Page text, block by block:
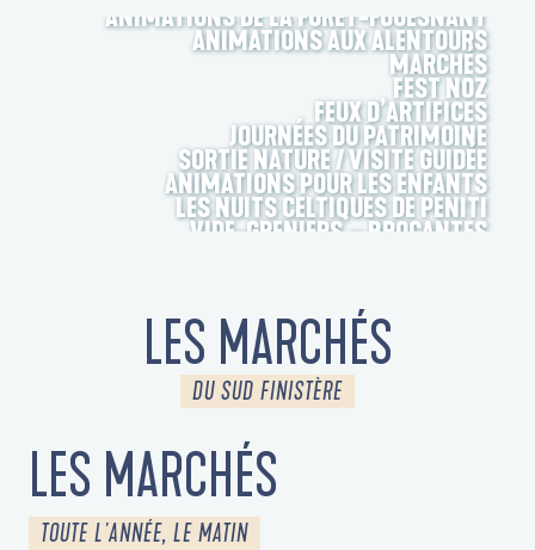
ANIMATIONS DE LA FORÊT-FOUESNANT
ANIMATIONS AUX ALENTOURS
MARCHÉS
FEST NOZ
FEUX D’ARTIFICES
JOURNÉES DU PATRIMOINE
SORTIE NATURE / VISITE GUIDÉE
ANIMATIONS POUR LES ENFANTS
LES NUITS CELTIQUES DE PENITI
VIDE-GRENIERS – BROCANTES
LES MARCHÉS
DU SUD FINISTÈRE
LES MARCHÉS
TOUTE L'ANNÉE, LE MATIN